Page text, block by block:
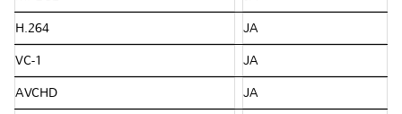
H.264 JA
VC-1 JA
AVCHD JA